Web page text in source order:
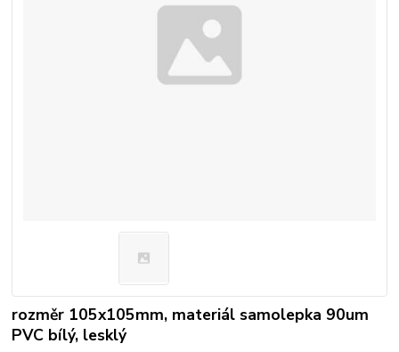
rozměr 105x105mm, materiál samolepka 90um
PVC bílý, lesklý